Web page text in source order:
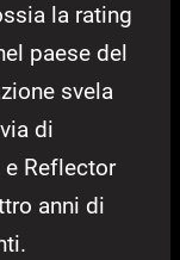
la rating
paese del
svela
di
Reflector
anni di